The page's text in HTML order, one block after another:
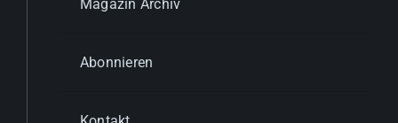
Magazin Archiv
Abonnieren